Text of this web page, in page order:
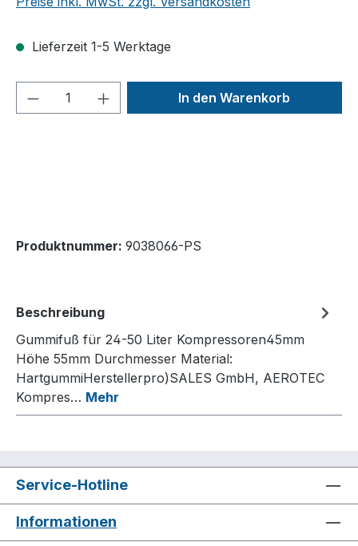
Lieferzeit 1-5 Werktage
Produkt Anzahl: Gib denIn den Warenkorb
Produktnummer: 9038066-PS
Beschreibung
Gummifuß für 24-50 Liter Kompressoren45mm
Höhe 55mm Durchmesser Material:
HartgummiHerstellerpro)SALES GmbH, AEROTEC
Kompres… Mehr
Service-Hotline
Informationen